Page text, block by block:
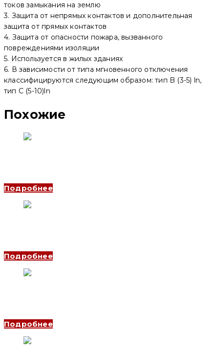
30mA,
6kA,
C
(CNC
Electric)
токов замыкания на землю
3. Защита от непрямых контактов и дополнительная
защита от прямых контактов
4. Защита от опасности пожара, вызванного
повреждениями изоляции
5. Используется в жилых зданиях
6. В зависимости от типа мгновенного отключения
классифицируются следующим образом: тип B (3-5) ln,
тип C (5-10)ln
Похожие
Подробнее
Подробнее
Подробнее